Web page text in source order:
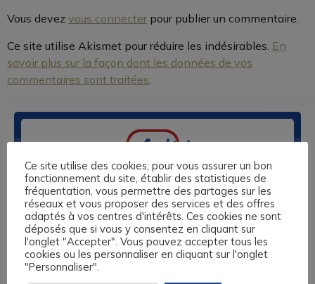
Vous devez vous connecter pour publier un commentaire.
Ce site utilise Akismet pour réduire les indésirables. En
savoir plus sur la façon dont les données de vos
commentaires sont traitées
Nos centres de formation sont basés à Caen, au Havre, à
Lisieux et à Rouen. Nous vous proposons des formations
sur-mesure en anglais, espagnol, allemand, italien, langue
des Signes et 13 autres langues, éligibles au Compte
Ce site utilise des cookies, pour vous assurer un bon
fonctionnement du site, établir des statistiques de
fréquentation, vous permettre des partages sur les
réseaux et vous proposer des services et des offres
adaptés à vos centres d'intérêts. Ces cookies ne sont
déposés que si vous y consentez en cliquant sur
l'onglet "Accepter". Vous pouvez accepter tous les
cookies ou les personnaliser en cliquant sur l'onglet
"Personnaliser".